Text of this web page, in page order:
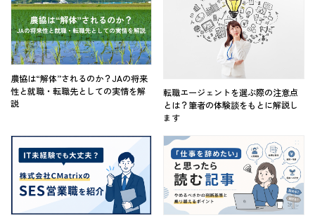
農協は“解体”されるのか？JAの将来
性と就職・転職先としての実情を解
説
転職エージェントを選ぶ際の注意点
とは？筆者の体験談をもとに解説し
ます